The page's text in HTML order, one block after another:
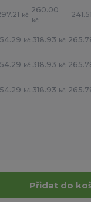
kč
260.00
kč
241.51
kč 318.93 kč
kč 318.93 kč
kč 318.93 kč
Přidat do